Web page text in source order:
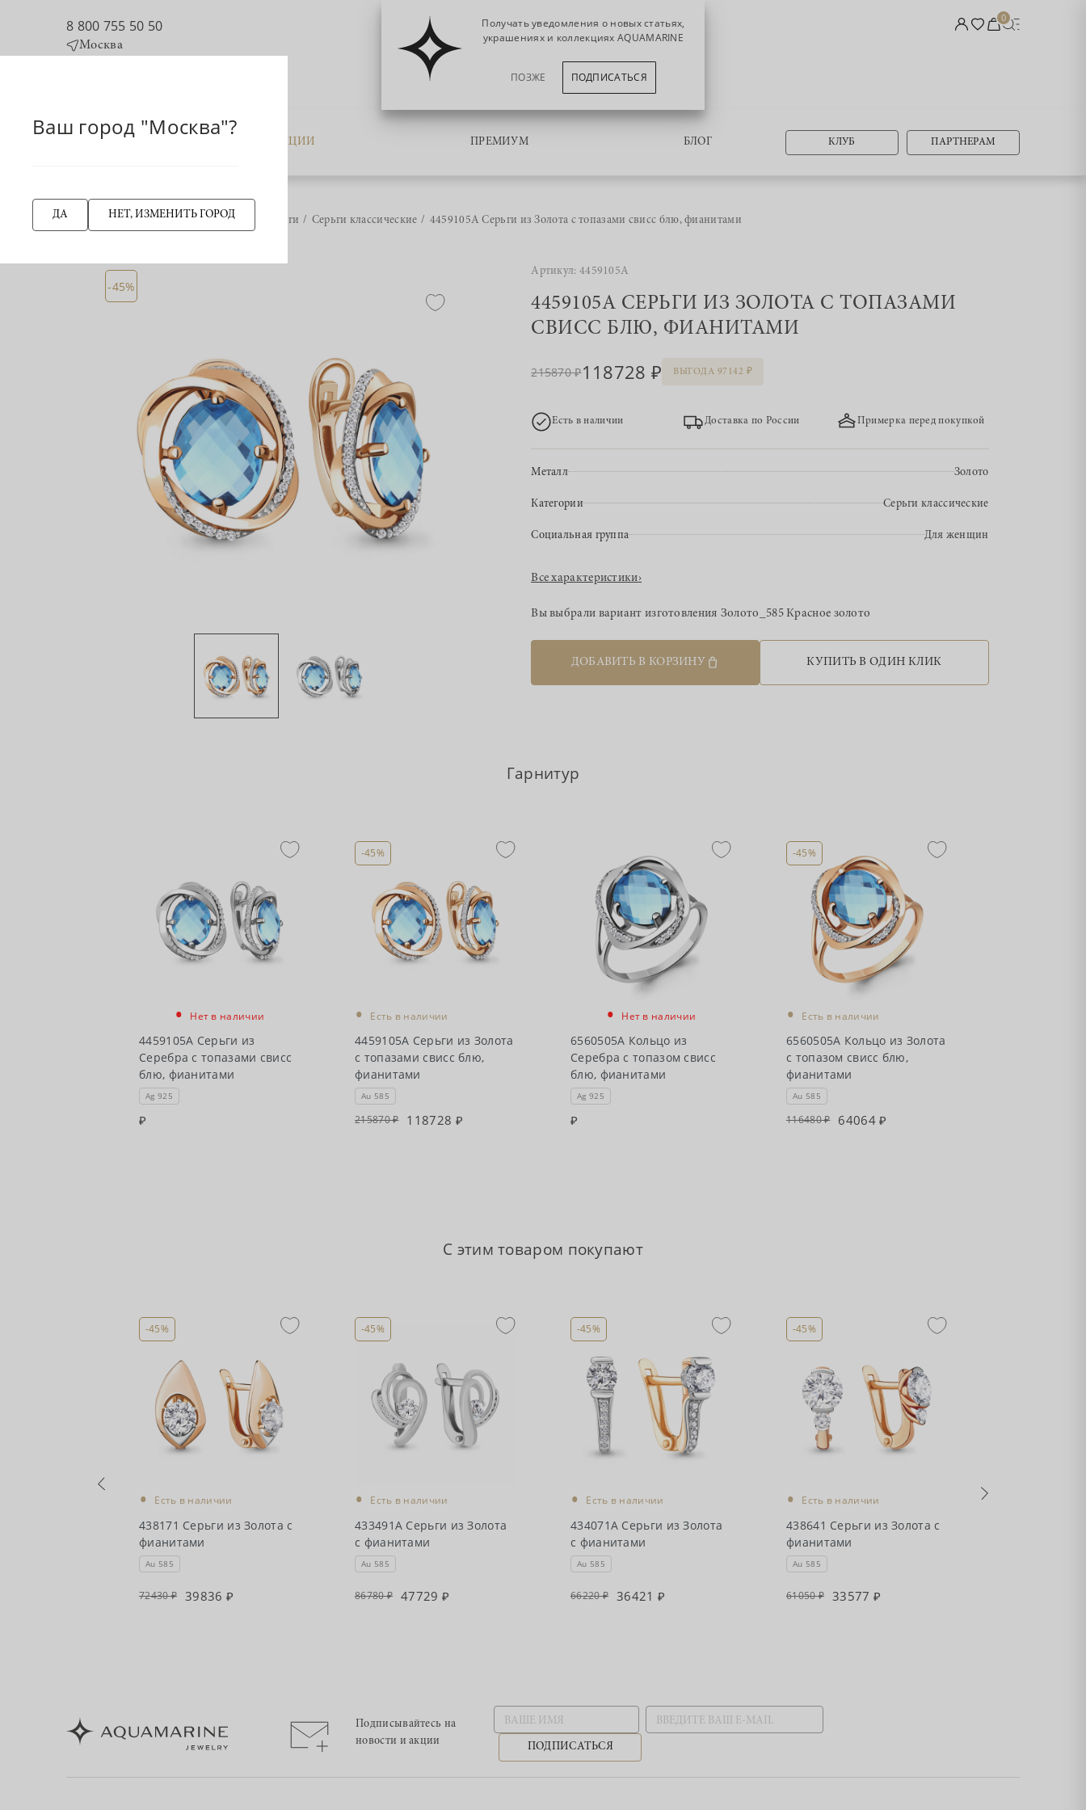
8 800 755 50 50
Москва
0
КАТАЛОГ АКЦИИ ПРЕМИУМ БЛОГ КЛУБ ПАРТНЕРАМ
НАЗАД Главная страница Серьги Серьги классические 4459105А Серьги из Золота с топазами свисс блю, фианитами
-45%
Артикул: 4459105А
4459105А СЕРЬГИ ИЗ ЗОЛОТА С ТОПАЗАМИ
СВИСС БЛЮ, ФИАНИТАМИ
215870 118728 ВЫГОДА 97142
Есть в наличии Доставка по России Примерка перед покупкой
Металл Золото
Категории Серьги классические
Социальная группа Для женщин
Все характеристики›
Вы выбрали вариант изготовления Золото_585 Красное золото
ДОБАВИТЬ В КОРЗИНУ КУПИТЬ В ОДИН КЛИК
Гарнитур
• Нет в наличии
4459105А Серьги из
Серебра с топазами свисс
блю, фианитами
Ag 925
-45%
• Есть в наличии
4459105А Серьги из Золота
с топазами свисс блю,
фианитами
Au 585
215870 118728
• Нет в наличии
6560505А Кольцо из
Серебра с топазом свисс
блю, фианитами
Ag 925
-45%
• Есть в наличии
6560505А Кольцо из Золота
с топазом свисс блю,
фианитами
Au 585
116480 64064
С этим товаром покупают
-45%
• Есть в наличии
438171 Серьги из Золота с
фианитами
Au 585
72430 39836
-45%
• Есть в наличии
433491А Серьги из Золота
с фианитами
Au 585
86780 47729
-45%
• Есть в наличии
434071А Серьги из Золота
с фианитами
Au 585
66220 36421
-45%
• Есть в наличии
438641 Серьги из Золота с
фианитами
Au 585
61050 33577
Подписывайтесь на
новости и акции
ПОДПИСАТЬСЯ
Ваш город "Москва"?
ДА НЕТ, ИЗМЕНИТЬ ГОРОД
Получать уведомления о новых статьях,
украшениях и коллекциях AQUAMARINE
ПОЗЖЕ ПОДПИСАТЬСЯ